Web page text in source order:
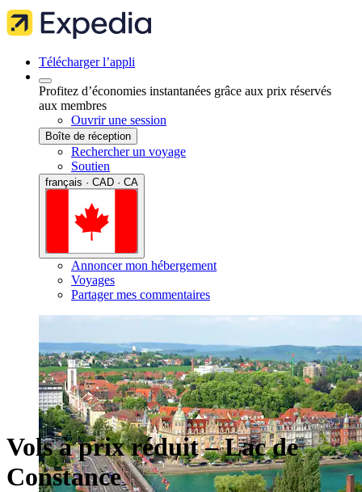
Télécharger l’appli
Profitez d’économies instantanées grâce aux prix réservés
aux membres
Ouvrir une session
Boîte de réception
Rechercher un voyage
Soutien
français · CAD · CA
Annoncer mon hébergement
Voyages
Partager mes commentaires
Vols à prix réduit – Lac de
Constance